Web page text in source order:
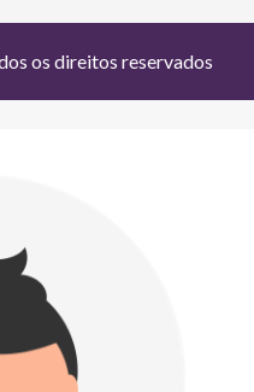
os direitos reservados